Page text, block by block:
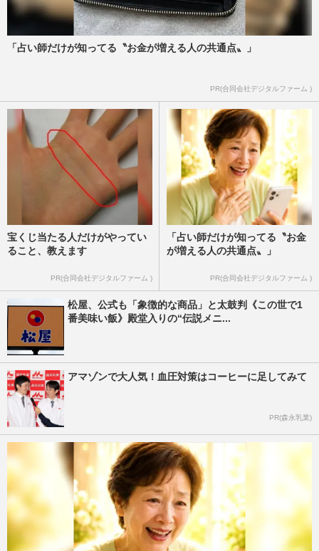
「占い師だけが知ってる〝お金が増える人の共通点〟」
PR(合同会社デジタルファーム )
宝くじ当たる人だけがやってい
ること、教えます
PR(合同会社デジタルファーム )
「占い師だけが知ってる〝お金
が増える人の共通点〟」
PR(合同会社デジタルファーム )
松屋、公式も「象徴的な商品」と太鼓判《この世で1
番美味い飯》殿堂入りの“伝説メニ...
アマゾンで大人気！血圧対策はコーヒーに足してみて
PR(森永乳業)